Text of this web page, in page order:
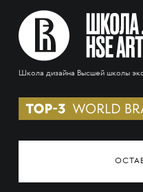
Школа дизайна Высшей школы